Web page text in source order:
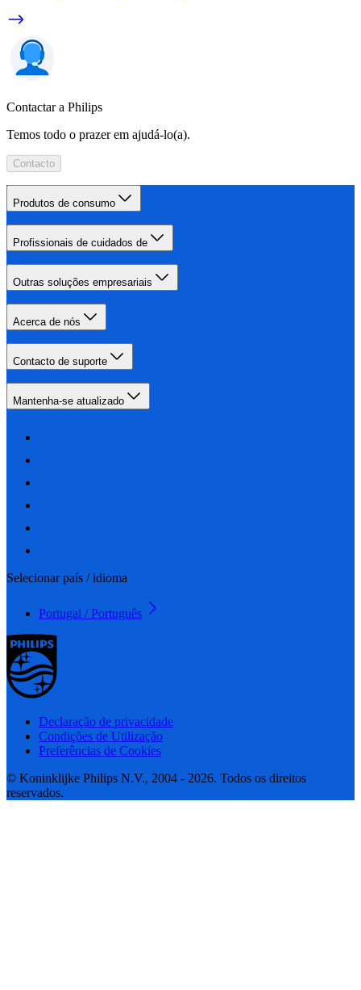
Contactar a Philips
Temos todo o prazer em ajudá-lo(a).
Contacto
Produtos de consumo
Profissionais de cuidados de
Outras soluções empresariais
Acerca de nós
Contacto de suporte
Mantenha-se atualizado
Selecionar país / idioma
Portugal / Português
Declaração de privacidade
Condições de Utilização
Preferências de Cookies
© Koninklijke Philips N.V., 2004 - 2026. Todos os direitos
reservados.